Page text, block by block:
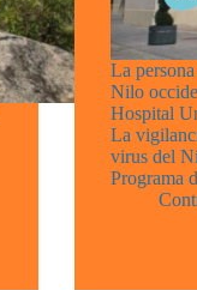
La
Nilo
Hospital
La
virus del
Programa